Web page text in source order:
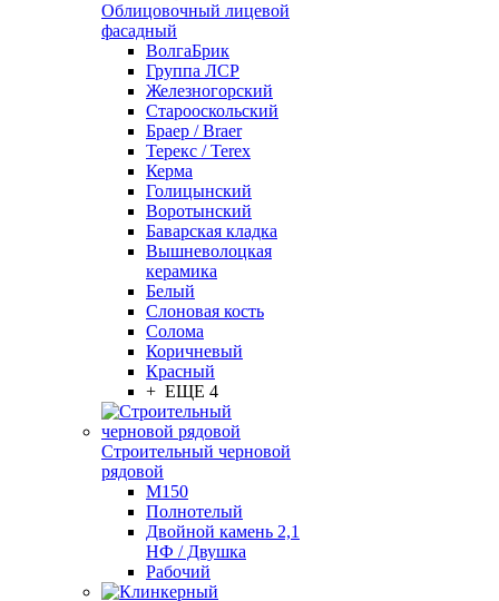
Облицовочный лицевой
фасадный
ВолгаБрик
Группа ЛСР
Железногорский
Старооскольский
Браер / Braer
Терекс / Terex
Керма
Голицынский
Воротынский
Баварская кладка
Вышневолоцкая
керамика
Белый
Слоновая кость
Солома
Коричневый
Красный
+ ЕЩЕ 4
Строительный черновой
рядовой
М150
Полнотелый
Двойной камень 2,1
НФ / Двушка
Рабочий